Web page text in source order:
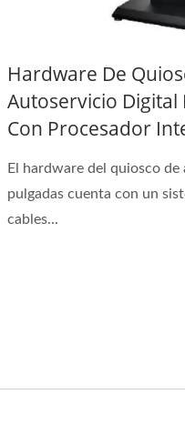
Hardware De
Autoservicio Digital
Con Procesador
El hardware del quiosco
pulgadas cuenta con un
cables...